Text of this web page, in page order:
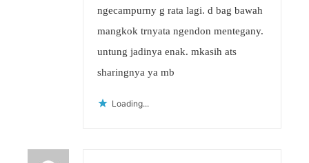
ngecampurny g rata lagi. d bag bawah
mangkok trnyata ngendon mentegany.
untung jadinya enak. mkasih ats
sharingnya ya mb
Loading...